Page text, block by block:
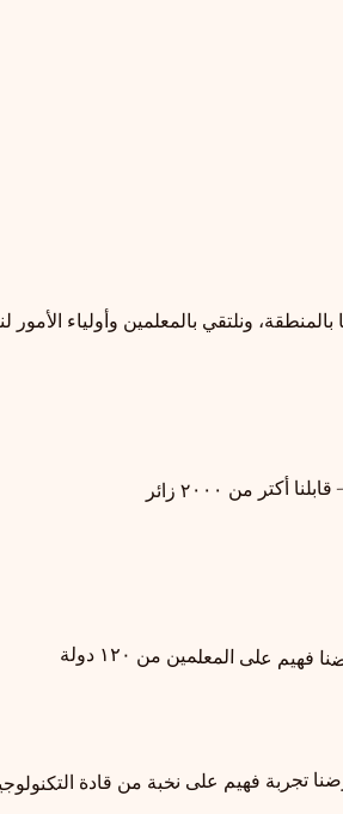
بالمنطقة، ونلتقي بالمعلمين وأولياء
من ٢٠٠٠ زائر
على المعلمين من ١٢٠ دولة
تجربة فهيم على نخبة من قادة